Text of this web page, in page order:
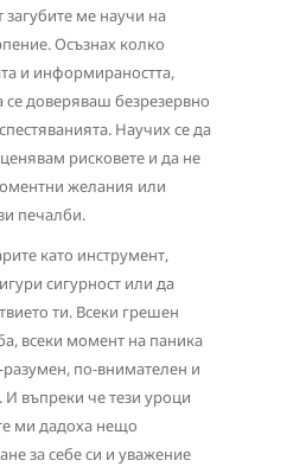
загубите ме научи на
Осъзнах колко
и информираността,
се доверяваш безрезервно
Научих се да
рисковете и да не
желания или
печалби.
като инструмент,
сигурност или да
ти. Всеки грешен
всеки момент на паника
по-внимателен и
И въпреки че тези уроци
ми дадоха нещо
за себе си и уважение